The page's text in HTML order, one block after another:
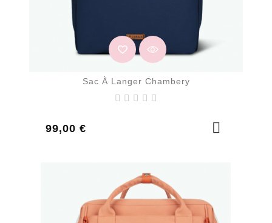
Sac À Langer Chambery
99,00 €
Prix